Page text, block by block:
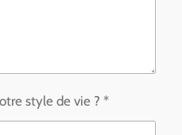
style de vie ? *